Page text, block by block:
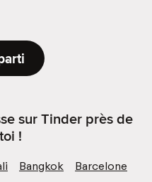
sur Tinder près de
!
Bangkok
Barcelone